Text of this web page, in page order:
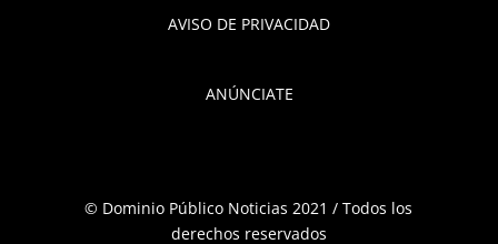
AVISO DE PRIVACIDAD
ANÚNCIATE
© Dominio Público Noticias 2021 / Todos los
derechos reservados